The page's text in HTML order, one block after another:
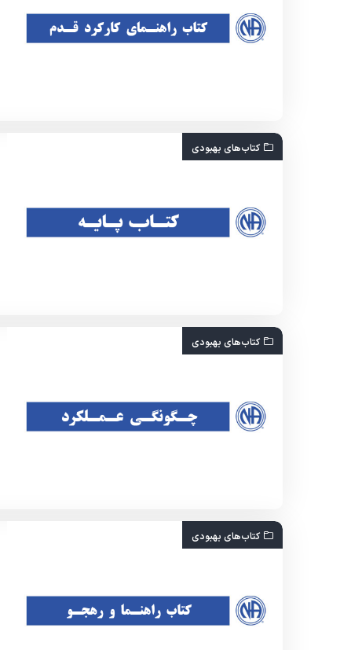
کتاب‌های بهبودی
کتاب‌های بهبودی
کتاب‌های بهبودی